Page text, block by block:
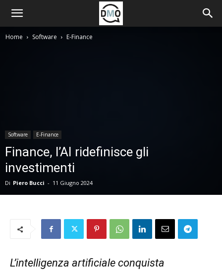
Home Software E-Finance
Software E-Finance
Finance, l’AI ridefinisce gli
investimenti
Di Piero Bucci - 11 Giugno 2024
L’intelligenza artificiale conquista